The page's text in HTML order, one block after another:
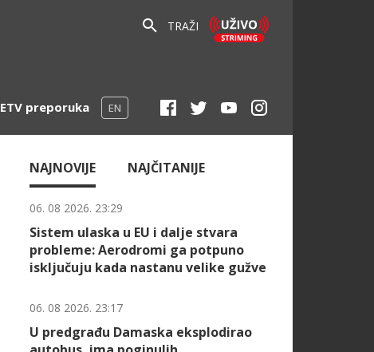
TRAŽI
ETV preporuka EN
NAJNOVIJE NAJČITANIJE
06. 08 2026. 23:29
Sistem ulaska u EU i dalje stvara
probleme: Aerodromi ga potpuno
isključuju kada nastanu velike gužve
06. 08 2026. 23:17
U predgrađu Damaska eksplodirao